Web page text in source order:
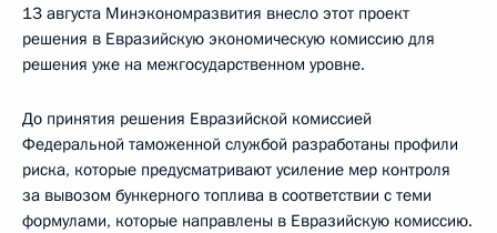
13 августа Минэкономразвития внесло этот проект
решения в Евразийскую экономическую комиссию для
решения уже на межгосударственном уровне.
До принятия решения Евразийской комиссией
Федеральной таможенной службой разработаны профили
риска, которые предусматривают усиление мер контроля
за вывозом бункерного топлива в соответствии с теми
формулами, которые направлены в Евразийскую комиссию.